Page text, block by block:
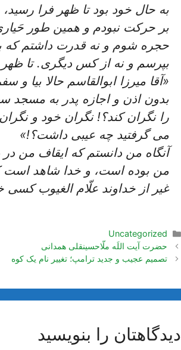
به حال خود بود تا ظهر فرا
بر حركت نبودم و همين طور
حجره شوم و نه قدرت داشتم كه
بپرسم و نه از كس ديگرى. تا
«آقا ميرزا ابوالقاسم حالا بيا و
بدون اذن و اجازه پدر به مسجد
را نگران كند؟! نگران خود و
مى ‏گرفتيد چه عيبى داشت؟!»
آنگاه من دانستم كه ايقاف من
من بوده است، و خدا شاهد است
غير از خداوند علّام الغيوب
دسته‌ها
Uncategorized
ناوبری
نوشته‌ها
حضرت آیت اللَه ملّاحسینقلی همدانی
تصمیم عجیب و جدید ترامپ؛ تغییر نام یک کوه
دیدگاهتان را بنویسید